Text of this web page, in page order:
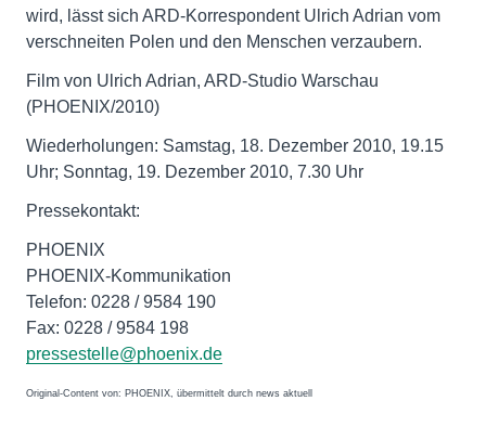
wird, lässt sich ARD-Korrespondent Ulrich Adrian vom
verschneiten Polen und den Menschen verzaubern.
Film von Ulrich Adrian, ARD-Studio Warschau
(PHOENIX/2010)
Wiederholungen: Samstag, 18. Dezember 2010, 19.15
Uhr; Sonntag, 19. Dezember 2010, 7.30 Uhr
Pressekontakt:
PHOENIX
PHOENIX-Kommunikation
Telefon: 0228 / 9584 190
Fax: 0228 / 9584 198
pressestelle@phoenix.de
Original-Content von: PHOENIX, übermittelt durch news aktuell